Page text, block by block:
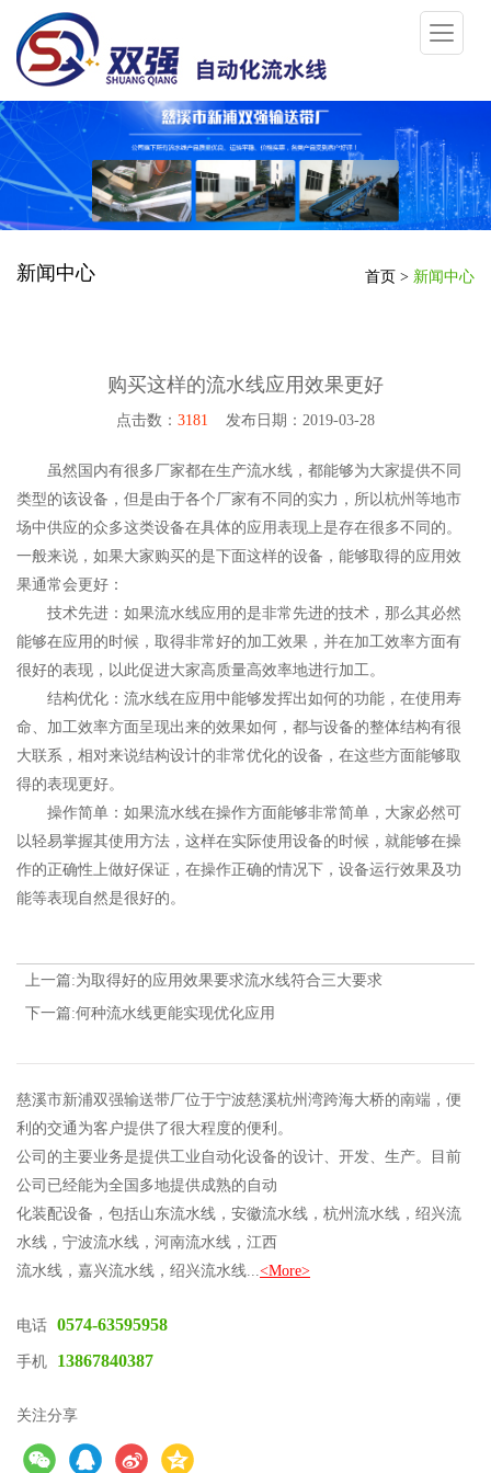
新闻中心 首页 > 新闻中心
购买这样的流水线应用效果更好
点击数： 3181 发布日期：2019-03-28
虽然国内有很多厂家都在生产流水线，都能够为大家提供不同
类型的该设备，但是由于各个厂家有不同的实力，所以杭州等地市
场中供应的众多这类设备在具体的应用表现上是存在很多不同的。
一般来说，如果大家购买的是下面这样的设备，能够取得的应用效
果通常会更好：
技术先进：如果流水线应用的是非常先进的技术，那么其必然
能够在应用的时候，取得非常好的加工效果，并在加工效率方面有
很好的表现，以此促进大家高质量高效率地进行加工。
结构优化：流水线在应用中能够发挥出如何的功能，在使用寿
命、加工效率方面呈现出来的效果如何，都与设备的整体结构有很
大联系，相对来说结构设计的非常优化的设备，在这些方面能够取
得的表现更好。
操作简单：如果流水线在操作方面能够非常简单，大家必然可
以轻易掌握其使用方法，这样在实际使用设备的时候，就能够在操
作的正确性上做好保证，在操作正确的情况下，设备运行效果及功
能等表现自然是很好的。
上一篇:为取得好的应用效果要求流水线符合三大要求
下一篇:何种流水线更能实现优化应用
慈溪市新浦双强输送带厂位于宁波慈溪杭州湾跨海大桥的南端，便
利的交通为客户提供了很大程度的便利。
公司的主要业务是提供工业自动化设备的设计、开发、生产。目前
公司已经能为全国多地提供成熟的自动
化装配设备，包括山东流水线，安徽流水线，杭州流水线，绍兴流
水线，宁波流水线，河南流水线，江西
流水线，嘉兴流水线，绍兴流水线...<More>
电话 0574-63595958
手机 13867840387
关注分享